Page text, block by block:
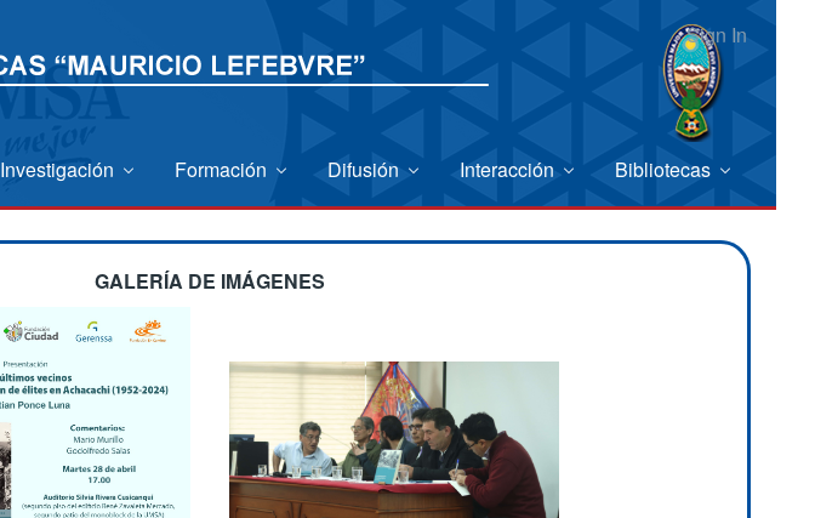
Sign In
Investigación Formación Difusión Interacción Bibliotecas
GALERÍA DE IMÁGENES